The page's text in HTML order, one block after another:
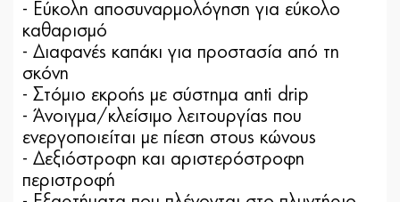
- Εύκολη αποσυναρμολόγηση για εύκολο
καθαρισμό
- Διαφανές καπάκι για προστασία από τη
σκόνη
- Στόμιο εκροής με σύστημα anti drip
- Άνοιγμα/κλείσιμο λειτουργίας που
ενεργοποιείται με πίεση στους κώνους
- Δεξιόστροφη και αριστερόστροφη
περιστροφή